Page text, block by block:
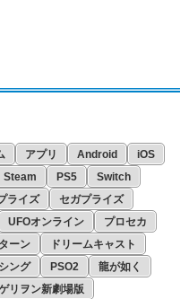
アプリ Android
iOS
Steam PS5
Switch
ライズ
セガプライズ
UFOオンライン
プロセカ
ーン
ドリームキャスト
ング PSO2
龍が如く
リヲン新劇場版